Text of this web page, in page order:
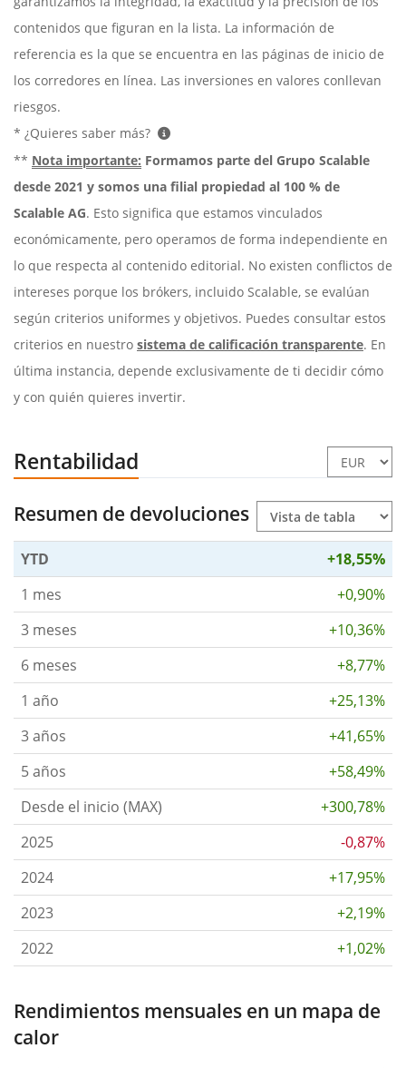
contenidos que figuran en la lista. La información de
referencia es la que se encuentra en las páginas de inicio de
los corredores en línea. Las inversiones en valores conllevan
riesgos.
* ¿Quieres saber más?
** Nota importante: Formamos parte del Grupo Scalable
desde 2021 y somos una filial propiedad al 100 % de
Scalable AG. Esto significa que estamos vinculados
económicamente, pero operamos de forma independiente en
lo que respecta al contenido editorial. No existen conflictos de
intereses porque los brókers, incluido Scalable, se evalúan
según criterios uniformes y objetivos. Puedes consultar estos
criterios en nuestro sistema de calificación transparente. En
última instancia, depende exclusivamente de ti decidir cómo
y con quién quieres invertir.
Rentabilidad
Resumen de devoluciones
YTD
+18,55%
1 mes
+0,90%
3 meses
+10,36%
6 meses
+8,77%
1 año
+25,13%
3 años
+41,65%
5 años
+58,49%
Desde el inicio (MAX)
+300,78%
2025
-0,87%
2024
+17,95%
2023
+2,19%
2022
+1,02%
Rendimientos mensuales en un mapa de
calor